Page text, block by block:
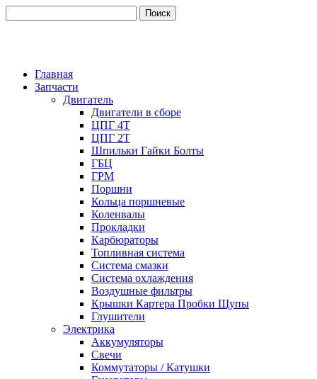
Главная
Запчасти
Двигатель
Двигатели в сборе
ЦПГ 4Т
ЦПГ 2Т
Шпильки Гайки Болты
ГБЦ
ГРМ
Поршни
Кольца поршневые
Коленвалы
Прокладки
Карбюраторы
Топливная система
Система смазки
Система охлаждения
Воздушные фильтры
Крышки Картера Пробки Щупы
Глушители
Электрика
Аккумуляторы
Свечи
Коммутаторы / Катушки